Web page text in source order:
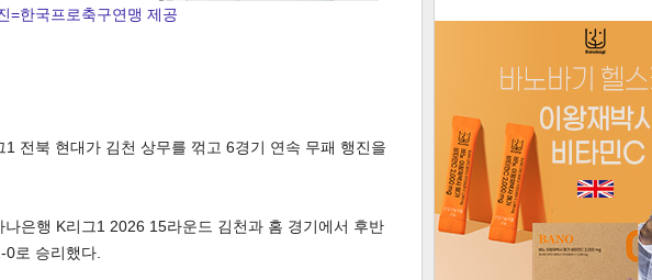
=한국프로축구연맹 제공
전북 현대가 김천 상무를 꺾고 6경기 연속 무패 행진을
은행 K리그1 2026 15라운드 김천과 홈 경기에서 후반
로 승리했다.
인기포토